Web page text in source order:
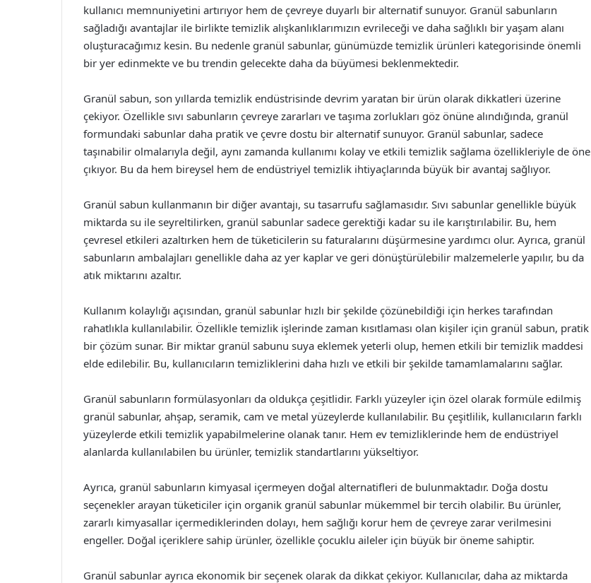
kullanıcı memnuniyetini artırıyor hem de çevreye duyarlı bir alternatif sunuyor. Granül sabunların
sağladığı avantajlar ile birlikte temizlik alışkanlıklarımızın evrileceği ve daha sağlıklı bir yaşam alanı
oluşturacağımız kesin. Bu nedenle granül sabunlar, günümüzde temizlik ürünleri kategorisinde önemli
bir yer edinmekte ve bu trendin gelecekte daha da büyümesi beklenmektedir.
Granül sabun, son yıllarda temizlik endüstrisinde devrim yaratan bir ürün olarak dikkatleri üzerine
çekiyor. Özellikle sıvı sabunların çevreye zararları ve taşıma zorlukları göz önüne alındığında, granül
formundaki sabunlar daha pratik ve çevre dostu bir alternatif sunuyor. Granül sabunlar, sadece
taşınabilir olmalarıyla değil, aynı zamanda kullanımı kolay ve etkili temizlik sağlama özellikleriyle de öne
çıkıyor. Bu da hem bireysel hem de endüstriyel temizlik ihtiyaçlarında büyük bir avantaj sağlıyor.
Granül sabun kullanmanın bir diğer avantajı, su tasarrufu sağlamasıdır. Sıvı sabunlar genellikle büyük
miktarda su ile seyreltilirken, granül sabunlar sadece gerektiği kadar su ile karıştırılabilir. Bu, hem
çevresel etkileri azaltırken hem de tüketicilerin su faturalarını düşürmesine yardımcı olur. Ayrıca, granül
sabunların ambalajları genellikle daha az yer kaplar ve geri dönüştürülebilir malzemelerle yapılır, bu da
atık miktarını azaltır.
Kullanım kolaylığı açısından, granül sabunlar hızlı bir şekilde çözünebildiği için herkes tarafından
rahatlıkla kullanılabilir. Özellikle temizlik işlerinde zaman kısıtlaması olan kişiler için granül sabun, pratik
bir çözüm sunar. Bir miktar granül sabunu suya eklemek yeterli olup, hemen etkili bir temizlik maddesi
elde edilebilir. Bu, kullanıcıların temizliklerini daha hızlı ve etkili bir şekilde tamamlamalarını sağlar.
Granül sabunların formülasyonları da oldukça çeşitlidir. Farklı yüzeyler için özel olarak formüle edilmiş
granül sabunlar, ahşap, seramik, cam ve metal yüzeylerde kullanılabilir. Bu çeşitlilik, kullanıcıların farklı
yüzeylerde etkili temizlik yapabilmelerine olanak tanır. Hem ev temizliklerinde hem de endüstriyel
alanlarda kullanılabilen bu ürünler, temizlik standartlarını yükseltiyor.
Ayrıca, granül sabunların kimyasal içermeyen doğal alternatifleri de bulunmaktadır. Doğa dostu
seçenekler arayan tüketiciler için organik granül sabunlar mükemmel bir tercih olabilir. Bu ürünler,
zararlı kimyasallar içermediklerinden dolayı, hem sağlığı korur hem de çevreye zarar verilmesini
engeller. Doğal içeriklere sahip ürünler, özellikle çocuklu aileler için büyük bir öneme sahiptir.
Granül sabunlar ayrıca ekonomik bir seçenek olarak da dikkat çekiyor. Kullanıcılar, daha az miktarda